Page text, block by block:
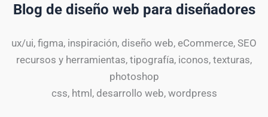
Blog de diseño web para diseñadores
ux/ui, figma, inspiración, diseño web, eCommerce, SEO
recursos y herramientas, tipografía, iconos, texturas,
photoshop
css, html, desarrollo web, wordpress